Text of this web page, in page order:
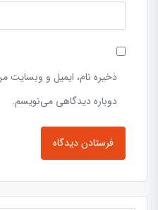
ذخیره نام، ایمیل و وبسایت
دوباره دیدگاهی می‌نویسم.